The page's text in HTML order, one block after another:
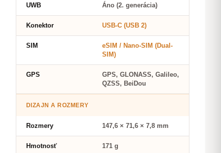
UWB Áno (2. generácia)
Konektor USB-C (USB 2)
SIM
eSIM / Nano-SIM (Dual-
SIM)
GPS
GPS, GLONASS, Galileo,
QZSS, BeiDou
DIZAJN A ROZMERY
Rozmery 147,6 × 71,6 × 7,8 mm
Hmotnosť 171 g